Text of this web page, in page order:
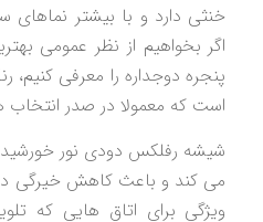
خنثی دارد و با بیشتر
اگر بخواهیم از نظر عمومی
پنجره دوجداره را معرفی
است که معمولا در صدر انتخاب
شیشه رفلکس دودی نور خورشید
می کند و باعث کاهش خیرگی
ویژگی برای اتاق هایی که